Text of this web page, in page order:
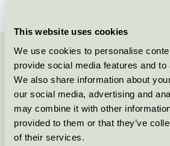
This website uses cookies
We use cookies to personalise
provide social media features and
We also share information about
our social media, advertising and
may combine it with other
provided to them or that they’ve
of their services.
Kontakta oss på08-55 55 24 00
Fortsätt